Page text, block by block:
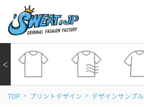
＜
TOP > プリントデザイン > デザインサンプル